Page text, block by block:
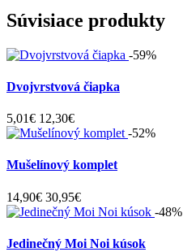
Súvisiace produkty
-59%
Dvojvrstvová čiapka
5,01€ 12,30€
-52%
Mušelínový komplet
14,90€ 30,95€
-48%
Jedinečný Moi Noi kúsok